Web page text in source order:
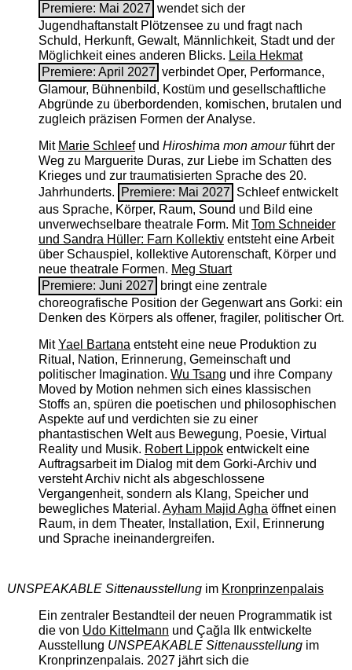
Premiere: Mai 2027 wendet sich der
Jugendhaftanstalt Plötzensee zu und fragt nach
Schuld, Herkunft, Gewalt, Männlichkeit, Stadt und der
Möglichkeit eines anderen Blicks. Leila Hekmat
Premiere: April 2027 verbindet Oper, Performance,
Glamour, Bühnenbild, Kostüm und gesellschaftliche
Abgründe zu überbordenden, komischen, brutalen und
zugleich präzisen Formen der Analyse.
Mit Marie Schleefund Hiroshima mon amourführt der
Weg zu Marguerite Duras, zur Liebe im Schatten des
Krieges und zur traumatisierten Sprache des 20.
Jahrhunderts.
Premiere: Mai 2027 Schleef entwickelt
aus Sprache, Körper, Raum, Sound und Bild eine
unverwechselbare theatrale Form. MitTom Schneider
und Sandra Hüller: Farn Kollektiventsteht eine Arbeit
über Schauspiel, kollektive Autorenschaft, Körper und
neue theatrale Formen. Meg Stuart
Premiere: Juni 2027
bringt eine zentrale
choreografische Position der Gegenwart ans Gorki: ein
Denken des Körpers als offener, fragiler, politischer Ort.
MitYael Bartanaentsteht eine neue Produktion zu
Ritual, Nation, Erinnerung, Gemeinschaft und
politischer Imagination. Wu Tsang und ihre Company
Moved by Motion nehmen sich eines klassischen
Stoffs an, spüren die poetischen und philosophischen
Aspekte auf und verdichten sie zu einer
phantastischen Welt aus Bewegung, Poesie, Virtual
Reality und Musik. Robert Lippokentwickelt eine
Auftragsarbeit im Dialog mit dem Gorki-Archiv und
versteht Archiv nicht als abgeschlossene
Vergangenheit, sondern als Klang, Speicher und
bewegliches Material. Ayham Majid Aghaöffnet einen
Raum, in dem Theater, Installation, Exil, Erinnerung
und Sprache ineinandergreifen.
UNSPEAKABLE Sittenausstellungim Kronprinzenpalais
Ein zentraler Bestandteil der neuen Programmatik ist
die von Udo Kittelmann und Çağla Ilk entwickelte
Ausstellung UNSPEAKABLE Sittenausstellungim
Kronprinzenpalais. 2027 jährt sich die